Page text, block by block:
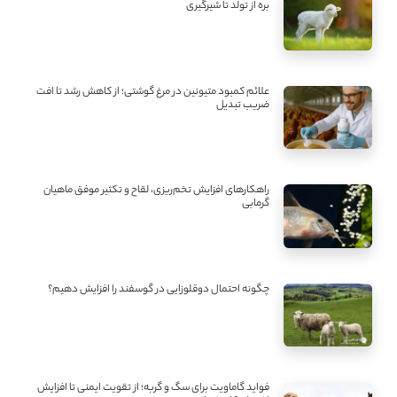
بره از تولد تا شیرگیری
علائم کمبود متیونین در مرغ گوشتی؛ از کاهش رشد تا افت
ضریب تبدیل
راهکارهای افزایش تخم‌ریزی، لقاح و تکثیر موفق ماهیان
گرمابی
چگونه احتمال دوقلوزایی در گوسفند را افزایش دهیم؟
فواید گاماویت برای سگ و گربه؛ از تقویت ایمنی تا افزایش